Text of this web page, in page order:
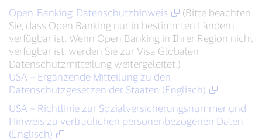
Open-Banking-Datenschutzhinweis
(Bitte beachten
Sie, dass Open Banking nur in bestimmten Ländern
verfügbar ist. Wenn Open Banking in Ihrer Region nicht
verfügbar ist, werden Sie zur Visa Globalen
Datenschutzmitteilung weitergeleitet.)
USA – Ergänzende Mitteilung zu den
Datenschutzgesetzen der Staaten (Englisch)
USA – Richtlinie zur Sozialversicherungsnummer und
Hinweis zu vertraulichen personenbezogenen Daten
(Englisch)